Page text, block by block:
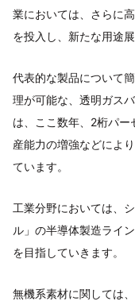
業においては、さらに
を投入し、新たな用途
代表的な製品について
理が可能な、透明ガス
は、ここ数年、2桁パ
産能力の増強などによ
ています。
工業分野においては、
ル」の半導体製造ライ
を目指していきます。
無機系素材に関しては